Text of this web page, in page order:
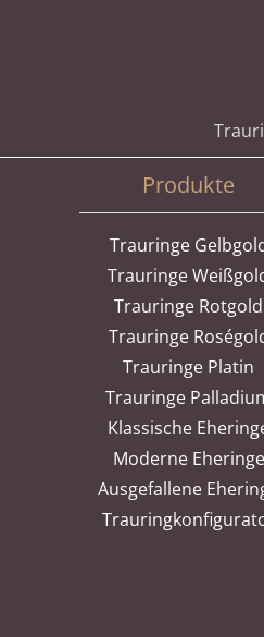
Produkte
Trauringe
Trauringe
Trauringe Rotgold
Trauringe
Trauringe Platin
Trauringe
Klassische
Moderne Eheringe
Ausgefallene